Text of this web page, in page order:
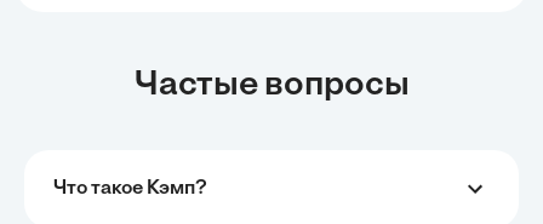
Частые вопросы
Что такое Кэмп?